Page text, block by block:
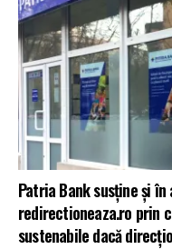
Patria Bank susține și
redirectioneaza.ro prin
sustenabile dacă